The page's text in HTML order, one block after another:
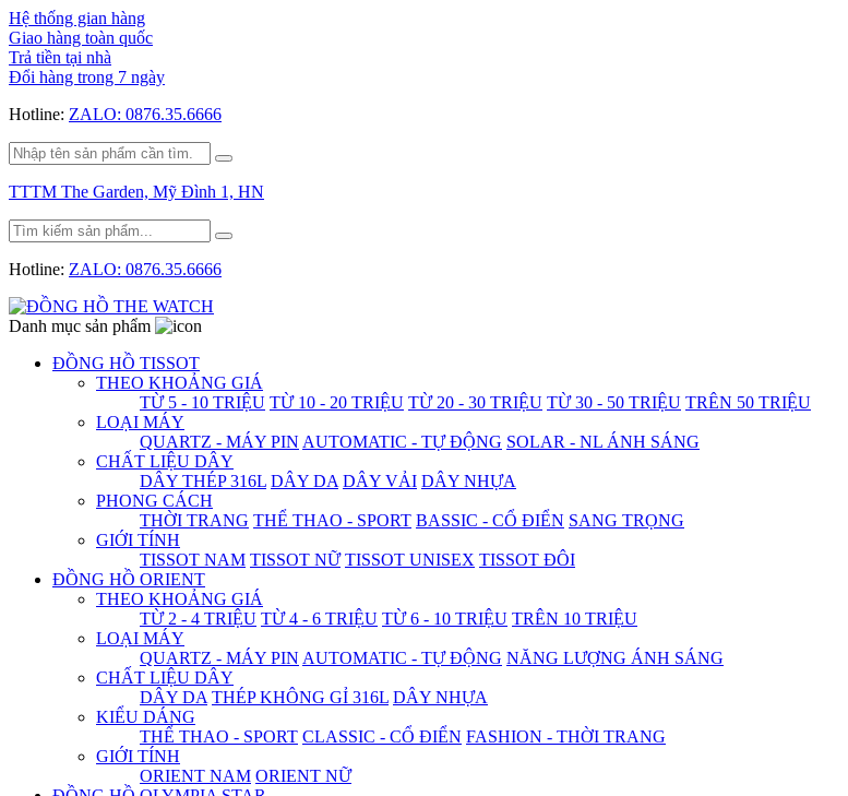
Hệ thống gian hàng
Giao hàng toàn quốc
Trả tiền tại nhà
Đổi hàng trong 7 ngày
Hotline: ZALO: 0876.35.6666
TTTM The Garden, Mỹ Đình 1, HN
Hotline: ZALO: 0876.35.6666
Danh mục sản phẩm
ĐỒNG HỒ TISSOT
THEO KHOẢNG GIÁ
TỪ 5 - 10 TRIỆU TỪ 10 - 20 TRIỆU TỪ 20 - 30 TRIỆU TỪ 30 - 50 TRIỆU TRÊN 50 TRIỆU
LOẠI MÁY
QUARTZ - MÁY PIN AUTOMATIC - TỰ ĐỘNG SOLAR - NL ÁNH SÁNG
CHẤT LIỆU DÂY
DÂY THÉP 316L DÂY DA DÂY VẢI DÂY NHỰA
PHONG CÁCH
THỜI TRANG THỂ THAO - SPORT BASSIC - CỔ ĐIỂN SANG TRỌNG
GIỚI TÍNH
TISSOT NAM TISSOT NỮ TISSOT UNISEX TISSOT ĐÔI
ĐỒNG HỒ ORIENT
THEO KHOẢNG GIÁ
TỪ 2 - 4 TRIỆU TỪ 4 - 6 TRIỆU TỪ 6 - 10 TRIỆU TRÊN 10 TRIỆU
LOẠI MÁY
QUARTZ - MÁY PIN AUTOMATIC - TỰ ĐỘNG NĂNG LƯỢNG ÁNH SÁNG
CHẤT LIỆU DÂY
DÂY DA THÉP KHÔNG GỈ 316L DÂY NHỰA
KIỂU DÁNG
THỂ THAO - SPORT CLASSIC - CỔ ĐIỂN FASHION - THỜI TRANG
GIỚI TÍNH
ORIENT NAM ORIENT NỮ